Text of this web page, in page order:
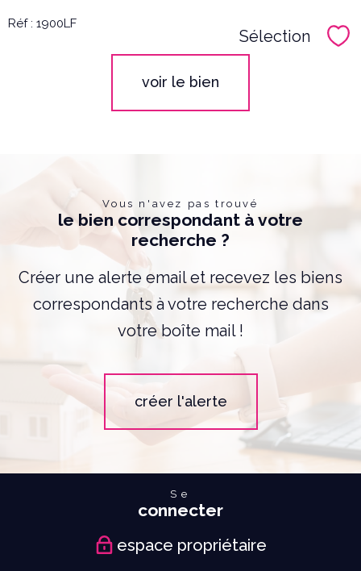
Réf : 1900LF
Sélection
voir le bien
Vous n'avez pas trouvé
le bien correspondant à votre
recherche ?
Créer une alerte email et recevez les biens
correspondants à votre recherche dans
votre boîte mail !
créer l'alerte
Se
connecter
espace propriétaire